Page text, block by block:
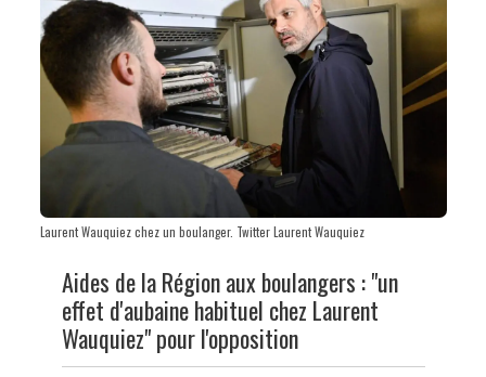
Laurent Wauquiez chez un boulanger. Twitter Laurent Wauquiez
Aides de la Région aux boulangers : "un
effet d'aubaine habituel chez Laurent
Wauquiez" pour l'opposition